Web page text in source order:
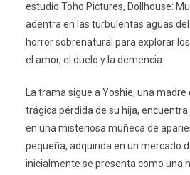
estudio Toho Pictures, Dollhouse:
adentra en las turbulentas aguas
horror sobrenatural para explorar
el amor, el duelo y la demencia.
La trama sigue a Yoshie, una
trágica pérdida de su hija,
en una misteriosa muñeca de
pequeña, adquirida en un mercado
inicialmente se presenta como una